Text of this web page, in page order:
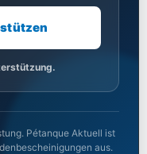
Pétanque Aktuell ist
aus.